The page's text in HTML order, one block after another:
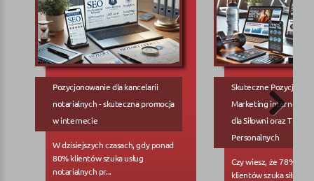
Pozycjonowanie dla kancelarii
notarialnych - skuteczna promocja
w internecie
W dzisiejszych czasach, gdy ponad
80% klientów szuka usług
notarialnych pr...
Skuteczne
Marketing internetowy
dla Siłowni oraz
Personalnych
Czy wiesz, że 78%
klientów szuka siłowni...